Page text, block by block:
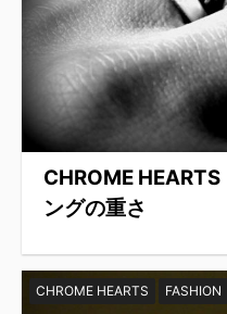
CHROME
ングの重さ
CHROME HEARTS FASHION